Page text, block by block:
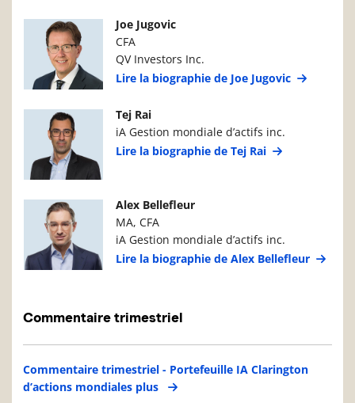
Photo du gestionnaire de portefeuille
Joe Jugovic
CFA
QV Investors Inc.
Lire la biographie de Joe Jugovic
Photo du gestionnaire de portefeuille
Tej Rai
iA Gestion mondiale d’actifs inc.
Lire la biographie de Tej Rai
Photo du gestionnaire de portefeuille
Alex Bellefleur
MA, CFA
iA Gestion mondiale d’actifs inc.
Lire la biographie de Alex Bellefleur
Commentaire trimestriel
Commentaire trimestriel - Portefeuille IA Clarington
d’actions mondiales plus